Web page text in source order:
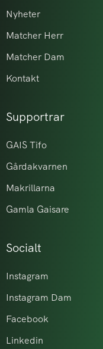
Nyheter
Matcher Herr
Matcher Dam
Kontakt
Supportrar
GAIS Tifo
Gårdakvarnen
Makrillarna
Gamla Gaisare
Socialt
Instagram
Instagram Dam
Facebook
Linkedin